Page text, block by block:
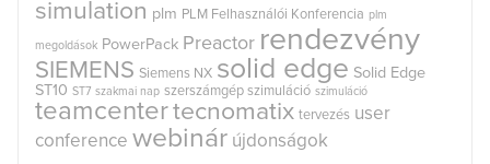
simulation plm PLM Felhasználói Konferencia plm
megoldások PowerPack Preactor rendezvény
SIEMENS Siemens NX solid edge Solid Edge
ST10 ST7 szakmai nap szerszámgép szimuláció szimuláció
teamcentertecnomatix tervezés user
conference webinár újdonságok